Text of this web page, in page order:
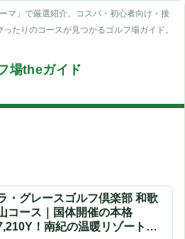
マ」で厳選紹介。コスパ・初心者向け・接
たりのコースが見つかるゴルフ場ガイド。
場theガイド
・グレースゴルフ倶楽部 和歌
コース｜国体開催の本格
！南紀の温暖リゾートチ